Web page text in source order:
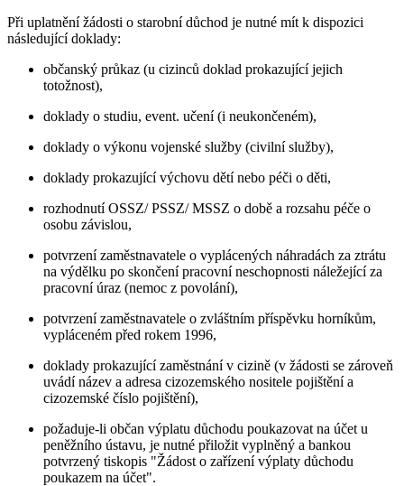
Při uplatnění žádosti o starobní důchod je nutné mít k dispozici
následující doklady:
občanský průkaz (u cizinců doklad prokazující jejich
totožnost),
doklady o studiu, event. učení (i neukončeném),
doklady o výkonu vojenské služby (civilní služby),
doklady prokazující výchovu dětí nebo péči o děti,
rozhodnutí OSSZ/ PSSZ/ MSSZ o době a rozsahu péče o
osobu závislou,
potvrzení zaměstnavatele o vyplácených náhradách za ztrátu
na výdělku po skončení pracovní neschopnosti náležející za
pracovní úraz (nemoc z povolání),
potvrzení zaměstnavatele o zvláštním příspěvku horníkům,
vypláceném před rokem 1996,
doklady prokazující zaměstnání v cizině (v žádosti se zároveň
uvádí název a adresa cizozemského nositele pojištění a
cizozemské číslo pojištění),
požaduje-li občan výplatu důchodu poukazovat na účet u
peněžního ústavu, je nutné přiložit vyplněný a bankou
potvrzený tiskopis "Žádost o zařízení výplaty důchodu
poukazem na účet".